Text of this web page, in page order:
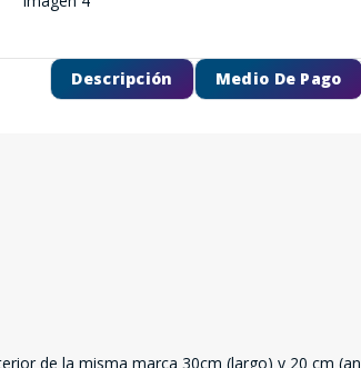
Descripción Medio De Pago
de la misma marca 30cm (largo) y 20 cm